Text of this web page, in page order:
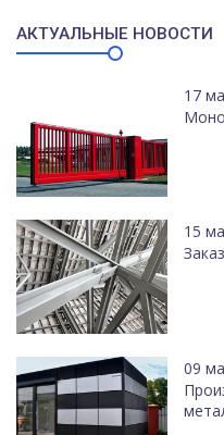
АКТУАЛЬНЫЕ НОВОСТИ
17
15
09